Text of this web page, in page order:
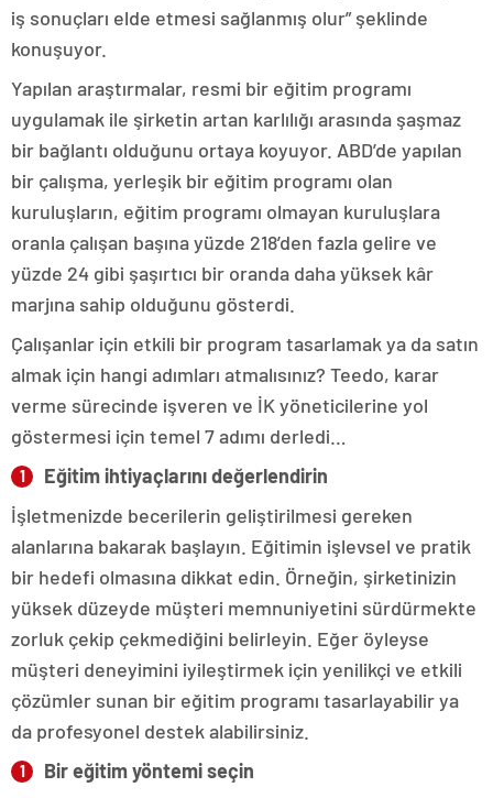
iş sonuçları elde etmesi sağlanmış olur” şeklinde
konuşuyor.
Yapılan araştırmalar, resmi bir eğitim programı
uygulamak ile şirketin artan karlılığı arasında şaşmaz
bir bağlantı olduğunu ortaya koyuyor. ABD’de yapılan
bir çalışma, yerleşik bir eğitim programı olan
kuruluşların, eğitim programı olmayan kuruluşlara
oranla çalışan başına yüzde 218’den fazla gelire ve
yüzde 24 gibi şaşırtıcı bir oranda daha yüksek kâr
marjına sahip olduğunu gösterdi.
Çalışanlar için etkili bir program tasarlamak ya da satın
almak için hangi adımları atmalısınız? Teedo, karar
verme sürecinde işveren ve İK yöneticilerine yol
göstermesi için temel 7 adımı derledi…
Eğitim ihtiyaçlarını değerlendirin
İşletmenizde becerilerin geliştirilmesi gereken
alanlarına bakarak başlayın. Eğitimin işlevsel ve pratik
bir hedefi olmasına dikkat edin. Örneğin, şirketinizin
yüksek düzeyde müşteri memnuniyetini sürdürmekte
zorluk çekip çekmediğini belirleyin. Eğer öyleyse
müşteri deneyimini iyileştirmek için yenilikçi ve etkili
çözümler sunan bir eğitim programı tasarlayabilir ya
da profesyonel destek alabilirsiniz.
Bir eğitim yöntemi seçin